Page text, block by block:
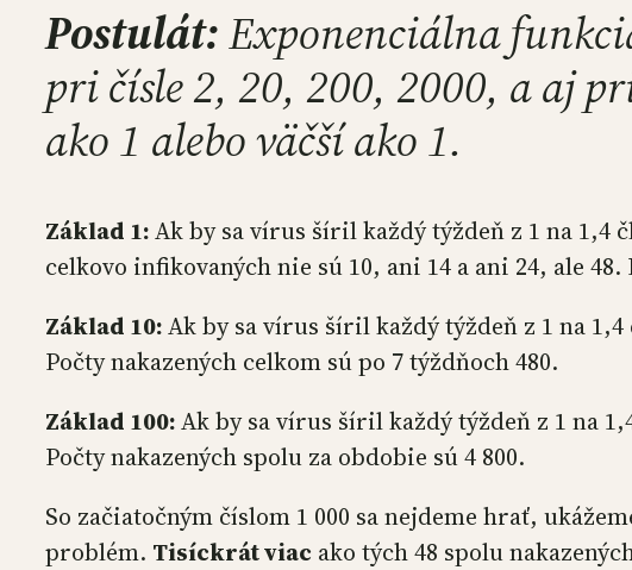
Postulát:Exponenciálna
pri čísle 2, 20, 200, 2000, a aj
ako 1 alebo väčší ako 1.
Základ 1:Ak by sa vírus šíril každý týždeň z 1 na 1,4
celkovo infikovaných nie sú 10, ani 14 a ani 24, ale
Základ 10:Ak by sa vírus šíril každý týždeň z 1 na
Počty nakazených celkom sú po 7 týždňoch 480.
Základ 100:Ak by sa vírus šíril každý týždeň z 1 na
Počty nakazených spolu za obdobie sú 4 800.
So začiatočným číslom 1 000 sa nejdeme hrať,
problém. Tisíckrát viac ako tých 48 spolu